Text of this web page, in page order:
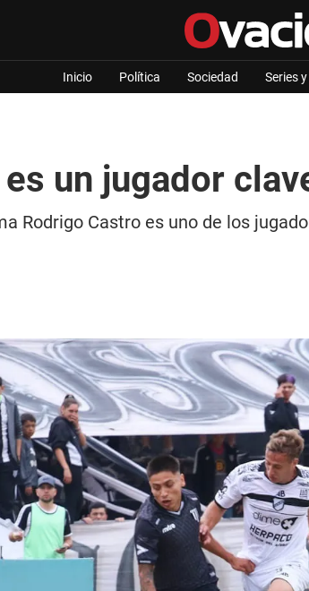
Inicio Política Sociedad Series
un jugador
Rodrigo Castro es uno de los